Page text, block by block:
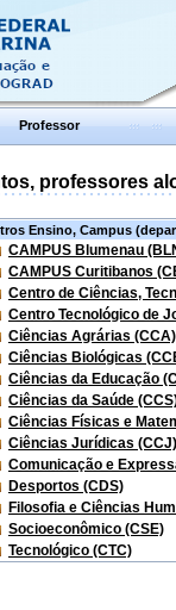
Professor
professores
Ensino, Campus
CAMPUS Blumenau
CAMPUS Curitibanos
Centro de Ciências,
Centro Tecnológico de
Ciências Agrárias (CCA)
Ciências Biológicas
Ciências da Educação
Ciências da Saúde
Ciências Físicas e
Ciências Jurídicas (CCJ)
Comunicação e
Desportos (CDS)
Filosofia e Ciências
Socioeconômico (CSE)
Tecnológico (CTC)